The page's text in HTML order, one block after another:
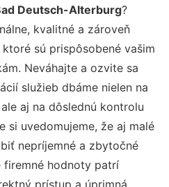
Deutsch-Alterburg?
kvalitné a zároveň
sú prispôsobené vašim
Neváhajte a ozvite sa
služieb dbáme nielen na
aj na dôslednú kontrolu
si uvedomujeme, že aj malé
nepríjemné a zbytočné
firemné hodnoty patrí
prístup a úprimná